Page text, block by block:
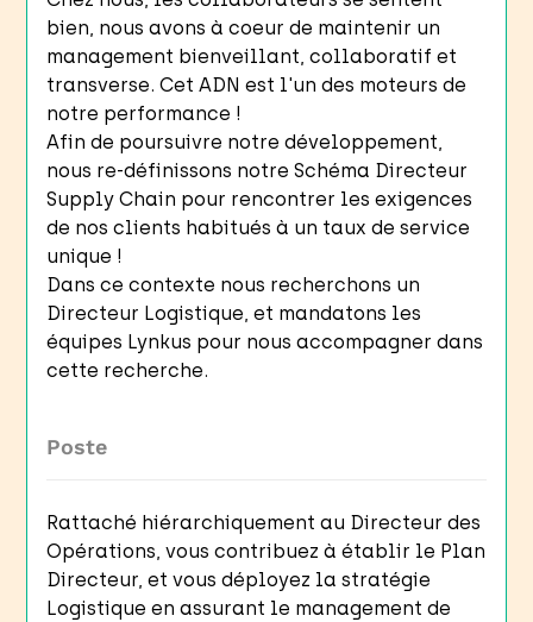
bien, nous avons à coeur de maintenir un
management bienveillant, collaboratif et
transverse. Cet ADN est l'un des moteurs de
notre performance !
Afin de poursuivre notre développement,
nous re-définissons notre Schéma Directeur
Supply Chain pour rencontrer les exigences
de nos clients habitués à un taux de service
unique !
Dans ce contexte nous recherchons un
Directeur Logistique, et mandatons les
équipes Lynkus pour nous accompagner dans
cette recherche.
Poste
Rattaché hiérarchiquement au Directeur des
Opérations, vous contribuez à établir le Plan
Directeur, et vous déployez la stratégie
Logistique en assurant le management de